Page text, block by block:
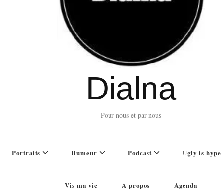
Dialna
Pour nous et par nous
Portraits Humeur Podcast Ugly is hype
Vis ma vie A propos Agenda